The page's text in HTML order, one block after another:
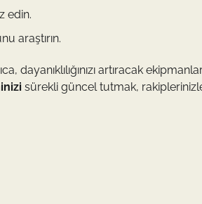
edin.
araştırın.
dayanıklılığınızı artıracak
sürekli güncel tutmak,